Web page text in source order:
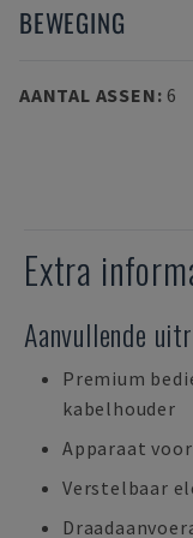
BEWEGING
AANTAL ASSEN: 6
Extra
Aanvullende
Premium
kabelhouder
Apparaat
Verstelbaar